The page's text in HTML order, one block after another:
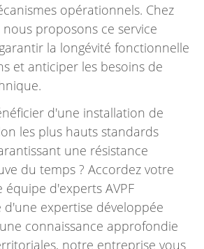
opérationnels. Chez
nous proposons ce service
la longévité fonctionnelle
et anticiper les besoins de
d'une installation de
les plus hauts standards
une résistance
du temps ? Accordez votre
d'experts AVPF
d'une expertise développée
connaissance approfondie
notre entreprise vous